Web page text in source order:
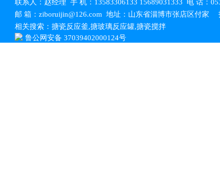
联系人：赵经理 手 机：13583306133 15689031333 电 话：
邮 箱：ziboruijin@126.com 地址：山东省淄博市张店区付家
相关搜索： 搪瓷反应釜,搪玻璃反应罐,搪瓷搅拌
鲁公网安备 37039402000124号